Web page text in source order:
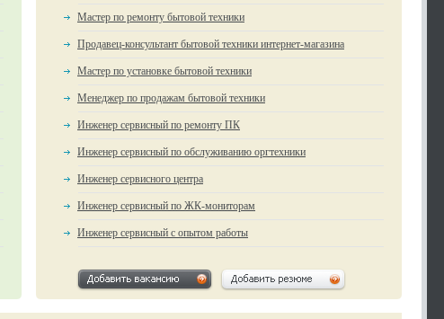
Мастер по ремонту бытовой техники
Продавец-консультант бытовой техники интернет-магазина
Мастер по установке бытовой техники
Менеджер по продажам бытовой техники
Инженер сервисный по ремонту ПК
Инженер сервисный по обслуживанию оргтехники
Инженер сервисного центра
Инженер сервисный по ЖК-мониторам
Инженер сервисный с опытом работы